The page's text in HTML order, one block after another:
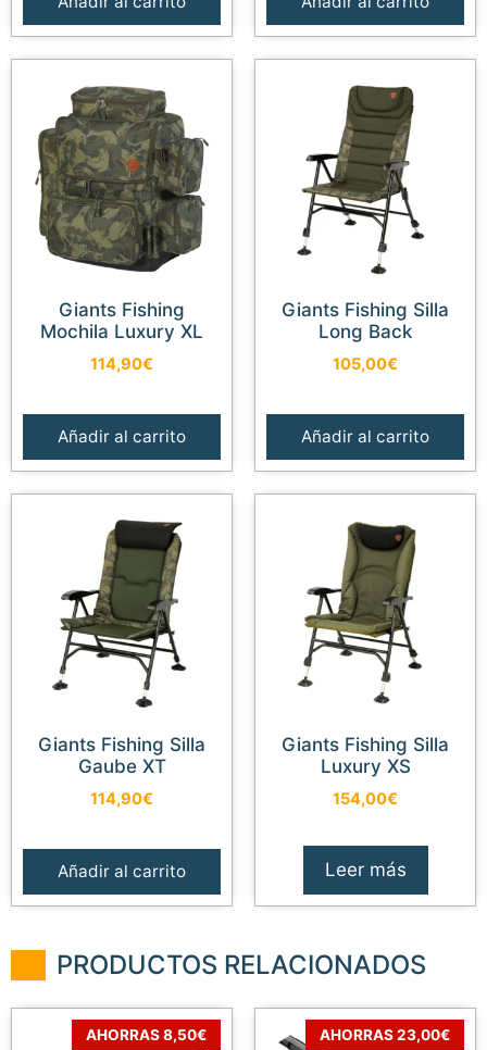
Giants Fishing
Mochila Luxury XL
114,90€
Añadir al carrito
Giants Fishing Silla
Long Back
105,00€
Añadir al carrito
Giants Fishing Silla
Gaube XT
114,90€
Añadir al carrito
Giants Fishing Silla
Luxury XS
154,00€
Leer más
PRODUCTOS RELACIONADOS
AHORRAS 8,50€ AHORRAS 23,00€